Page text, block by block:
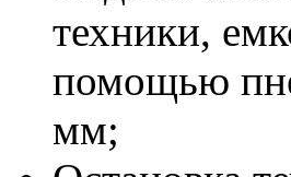
техники,
помощью
мм;